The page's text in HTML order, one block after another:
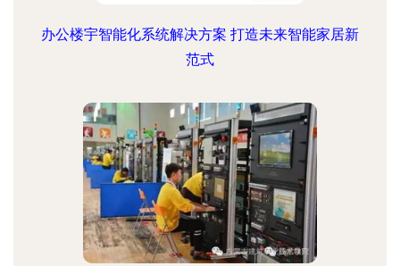
办公楼宇智能化系统解决方案 打造未来智能家居新
范式